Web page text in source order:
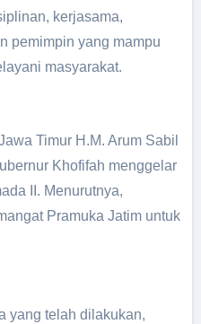
kerjasama,
pemimpin yang mampu
masyarakat.
Timur H.M. Arum Sabil
Khofifah menggelar
II. Menurutnya,
Pramuka Jatim untuk
yang telah dilakukan,